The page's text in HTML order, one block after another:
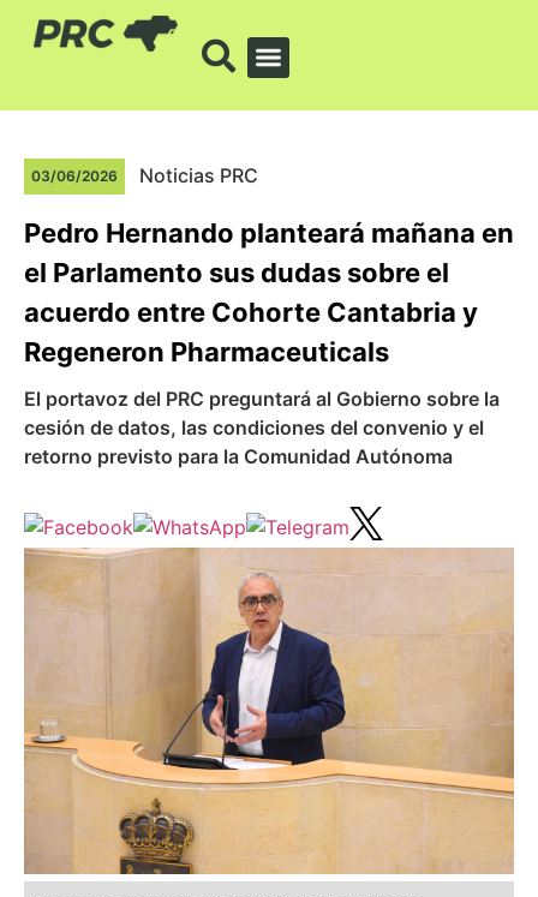
03/06/2026 Noticias PRC
Pedro Hernando planteará mañana en
el Parlamento sus dudas sobre el
acuerdo entre Cohorte Cantabria y
Regeneron Pharmaceuticals
El portavoz del PRC preguntará al Gobierno sobre la
cesión de datos, las condiciones del convenio y el
retorno previsto para la Comunidad Autónoma